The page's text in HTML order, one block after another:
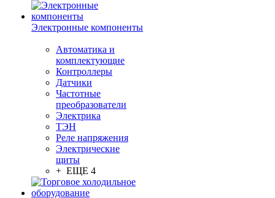
Электронные компоненты
Автоматика и
комплектующие
Контроллеры
Датчики
Частотные
преобразователи
Электрика
ТЭН
Реле напряжения
Электрические
щиты
+ ЕЩЕ 4